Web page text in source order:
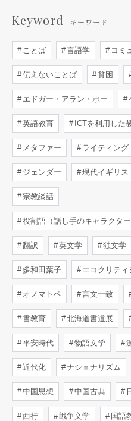
Keyword キーワード
ことば 言語学 コミ
伝えないことば 貧困
エドガー・アラン・ポー
英語教育 ICTを利用した
メタファー ライティング
ジェンダー 現代イギリス
宗教談話
役割語（話し手のキャラクタ
翻訳 英文学 独文学
多和田葉子 エコクリティ
オノマトペ 言文一致
書教育 北海道書道展
平安時代 物語文学
近代化 ナショナリズム
中国思想 中国古典
西行 戦争文学 国語